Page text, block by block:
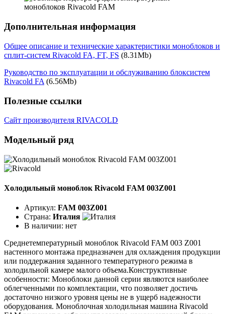
Дополнительная информация
Общее описание и технические характеристики моноблоков и
сплит-систем Rivacold FA, FT, FS (8.31Mb)
Руководство по эксплуатации и обслуживанию блоксистем
Rivacold FA (6.56Mb)
Полезные ссылки
Сайт производителя RIVACOLD
Модельный ряд
Холодильный моноблок Rivacold FAM 003Z001
Артикул: FAM 003Z001
Страна: Италия
В наличии: нет
Среднетемпературный моноблок Rivacold FAM 003 Z001
настенного монтажа предназначен для охлаждения продукции
или поддержания заданного температурного режима в
холодильной камере малого объема.Конструктивные
особенности: Моноблоки данной серии являются наиболее
облегченными по комплектации, что позволяет достичь
достаточно низкого уровня цены не в ущерб надежности
оборудования. Моноблочная холодильная машина Rivacold